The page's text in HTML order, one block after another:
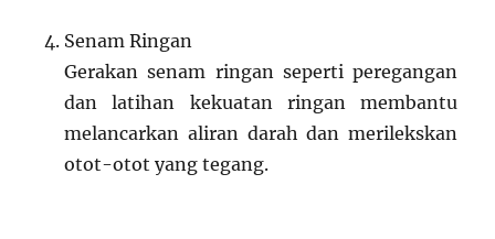
Senam Ringan
Gerakan senam ringan seperti peregangan
dan latihan kekuatan ringan membantu
melancarkan aliran darah dan merilekskan
otot-otot yang tegang.